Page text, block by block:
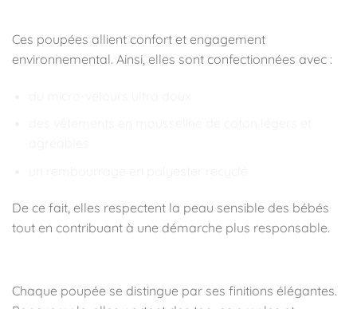
Ces poupées allient confort et engagement
environnemental. Ainsi, elles sont confectionnées avec :
De ce fait, elles respectent la peau sensible des bébés
tout en contribuant à une démarche plus responsable.
Chaque poupée se distingue par ses finitions élégantes.